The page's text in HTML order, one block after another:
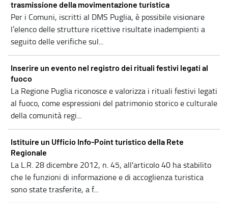
trasmissione della movimentazione turistica
Per i Comuni, iscritti al DMS Puglia, è possibile visionare
l’elenco delle strutture ricettive risultate inadempienti a
seguito delle verifiche sul...
Inserire un evento nel registro dei rituali festivi legati al
fuoco
La Regione Puglia riconosce e valorizza i rituali festivi legati
al fuoco, come espressioni del patrimonio storico e culturale
della comunità regi...
Istituire un Ufficio Info-Point turistico della Rete
Regionale
La L.R. 28 dicembre 2012, n. 45, all'articolo 40 ha stabilito
che le funzioni di informazione e di accoglienza turistica
sono state trasferite, a f...